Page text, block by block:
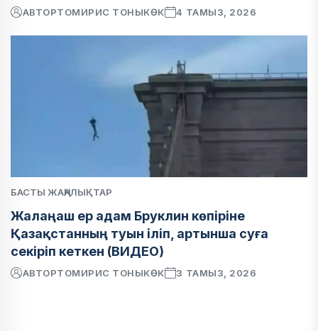
АВТОРТОМИРИС ТОНЫКӨК 4 ТАМЫЗ, 2026
БАСТЫ ЖАҢАЛЫҚТАР
Жалаңаш ер адам Бруклин көпіріне
Қазақстанның туын іліп, артынша суға
секіріп кеткен (ВИДЕО)
АВТОРТОМИРИС ТОНЫКӨК 3 ТАМЫЗ, 2026